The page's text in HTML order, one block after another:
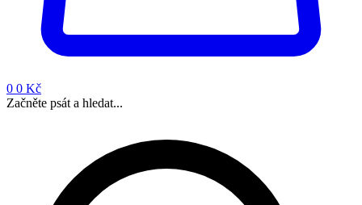
0 0 Kč
Začněte psát a hledat...